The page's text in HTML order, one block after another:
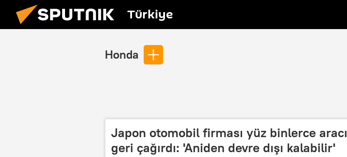
Türkiye
Honda
Japon otomobil firması yüz binlerce aracı
geri çağırdı: 'Aniden devre dışı kalabilir'